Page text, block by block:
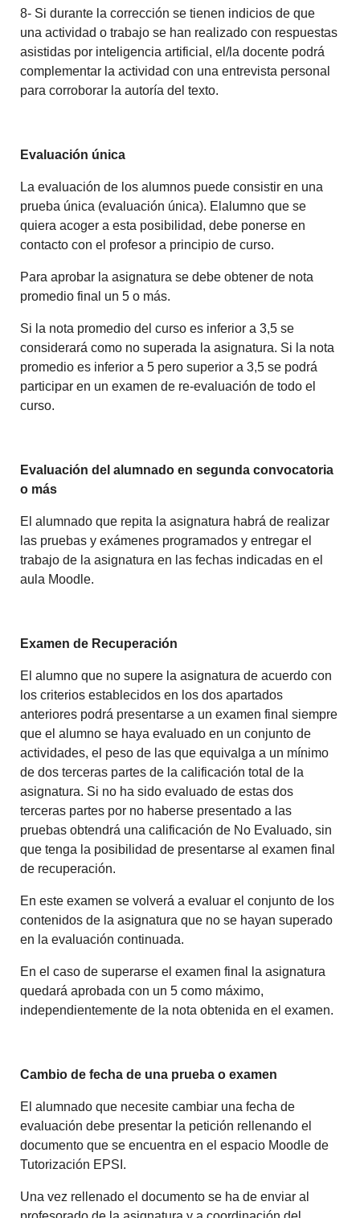
8- Si durante la corrección se tienen indicios de que
una actividad o trabajo se han realizado con respuestas
asistidas por inteligencia artificial, el/la docente podrá
complementar la actividad con una entrevista personal
para corroborar la autoría del texto.
Evaluación única
La evaluación de los alumnos puede consistir en una
prueba única (evaluación única). Elalumno que se
quiera acoger a esta posibilidad, debe ponerse en
contacto con el profesor a principio de curso.
Para aprobar la asignatura se debe obtener de nota
promedio final un 5 o más.
Si la nota promedio del curso es inferior a 3,5 se
considerará como no superada la asignatura. Si la nota
promedio es inferior a 5 pero superior a 3,5 se podrá
participar en un examen de re-evaluación de todo el
curso.
Evaluación del alumnado en segunda convocatoria
o más
El alumnado que repita la asignatura habrá de realizar
las pruebas y exámenes programados y entregar el
trabajo de la asignatura en las fechas indicadas en el
aula Moodle.
Examen de Recuperación
El alumno que no supere la asignatura de acuerdo con
los criterios establecidos en los dos apartados
anteriores podrá presentarse a un examen final siempre
que el alumno se haya evaluado en un conjunto de
actividades, el peso de las que equivalga a un mínimo
de dos terceras partes de la calificación total de la
asignatura. Si no ha sido evaluado de estas dos
terceras partes por no haberse presentado a las
pruebas obtendrá una calificación de No Evaluado, sin
que tenga la posibilidad de presentarse al examen final
de recuperación.
En este examen se volverá a evaluar el conjunto de los
contenidos de la asignatura que no se hayan superado
en la evaluación continuada.
En el caso de superarse el examen final la asignatura
quedará aprobada con un 5 como máximo,
independientemente de la nota obtenida en el examen.
Cambio de fecha de una prueba o examen
El alumnado que necesite cambiar una fecha de
evaluación debe presentar la petición rellenando el
documento que se encuentra en el espacio Moodle de
Tutorización EPSI.
Una vez rellenado el documento se ha de enviar al